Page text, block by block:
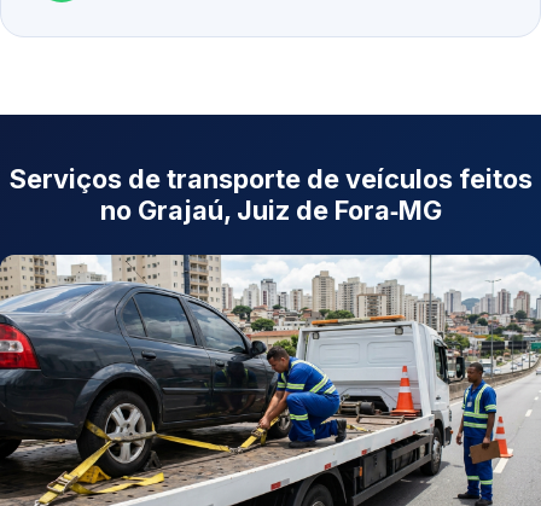
Serviços de transporte de veículos feitos
no Grajaú, Juiz de Fora‑MG